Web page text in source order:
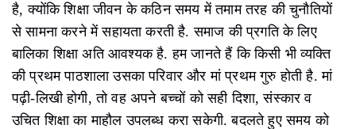
है, क्योंकि शिक्षा जीवन के कठिन समय में तमाम तरह की चुनौतियों
से सामना करने में सहायता करती है. समाज की प्रगति के लिए
बालिका शिक्षा अति आवश्यक है. हम जानते हैं कि किसी भी व्यक्ति
की प्रथम पाठशाला उसका परिवार और मां प्रथम गुरु होती है. मां
पढ़ी-लिखी होगी, तो वह अपने बच्चों को सही दिशा, संस्कार व
उचित शिक्षा का माहौल उपलब्ध करा सकेगी. बदलते हुए समय को